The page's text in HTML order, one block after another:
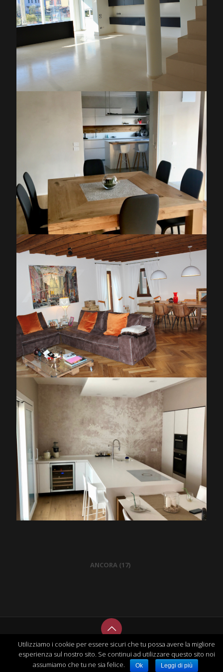
ANCORA (17)
© 2018 Copyright Caretta Design | P.IVA 01299270288 |
Informativa Privacy
| Developed byDiamondWeb
Utilizziamo i cookie per essere sicuri che tu possa avere la migliore
esperienza sul nostro sito. Se continui ad utilizzare questo sito noi
assumiamo che tu ne sia felice.
Ok Leggi di più